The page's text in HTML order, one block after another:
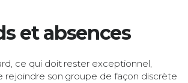
et absences
ce qui doit rester exceptionnel,
rejoindre son groupe de façon discrète